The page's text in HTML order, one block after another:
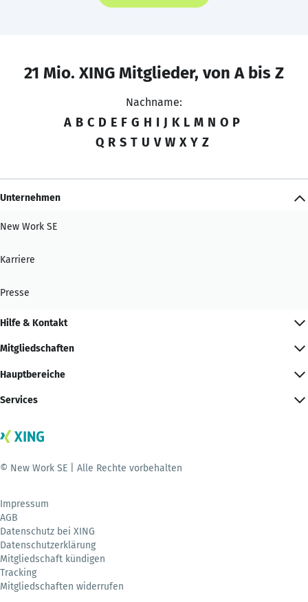
21 Mio. XING Mitglieder, von A bis Z
Nachname:
A B C D E F G H I J K L M N O P
Q R S T U V W X Y Z
Unternehmen
New Work SE
Karriere
Presse
Hilfe & Kontakt
Mitgliedschaften
Hauptbereiche
Services
© New Work SE | Alle Rechte vorbehalten
Impressum
AGB
Datenschutz bei XING
Datenschutzerklärung
Mitgliedschaft kündigen
Tracking
Mitgliedschaften widerrufen